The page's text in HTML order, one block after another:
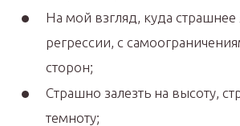
На мой взгляд, куда страшнее
регрессии, с
сторон;
Страшно залезть на высоту,
темноту;